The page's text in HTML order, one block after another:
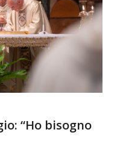
“Ho bisogno